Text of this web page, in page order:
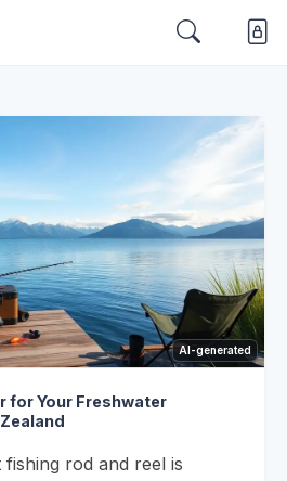
AI-generated
for Your Freshwater
rod and reel is